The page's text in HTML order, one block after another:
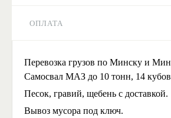
ОПЛАТА
Перевозка грузов по Минску и
Самосвал МАЗ до 10 тонн, 14
Песок, гравий, щебень с доставкой.
Вывоз мусора под ключ.